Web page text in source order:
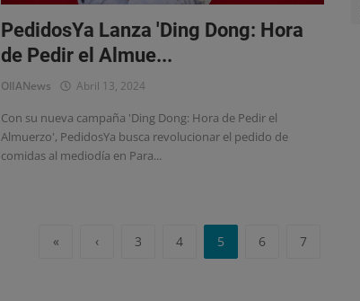
PedidosYa Lanza 'Ding Dong: Hora
de Pedir el Almue...
OlIANews Abril 13, 2024
Con su nueva campaña 'Ding Dong: Hora de Pedir el
Almuerzo', PedidosYa busca revolucionar el pedido de
comidas al mediodía en Para...
« ‹ 3 4 5 6 7